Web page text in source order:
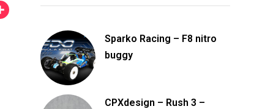
C
Sparko Racing – F8 nitro
buggy
CPXdesign – Rush 3 –